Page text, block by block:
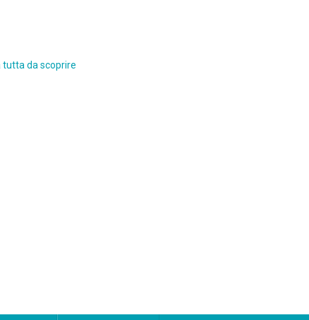
tutta da scoprire